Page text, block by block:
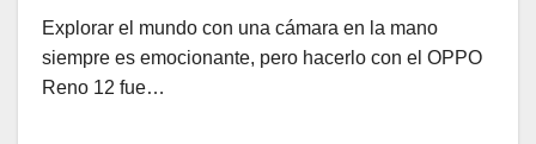
Explorar el mundo con una cámara en la mano
siempre es emocionante, pero hacerlo con el OPPO
Reno 12 fue…